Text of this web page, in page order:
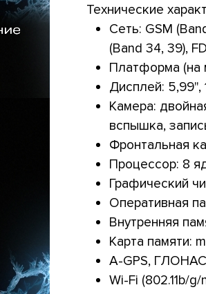
Технические
Сеть: GSM
(Band 34, 39),
Платформа (на
Дисплей: 5,99",
Камера:
вспышка,
Фронтальная
Процессор: 8
Графический
Оперативная
Внутренняя
Карта памяти:
A-GPS,
Wi-Fi (802.11b/g/